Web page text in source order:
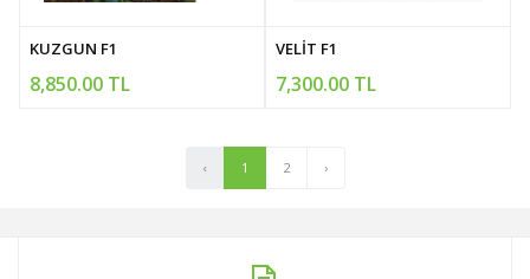
KUZGUN F1
8,850.00 TL
VELİT F1
7,300.00 TL
‹ 1 2 ›